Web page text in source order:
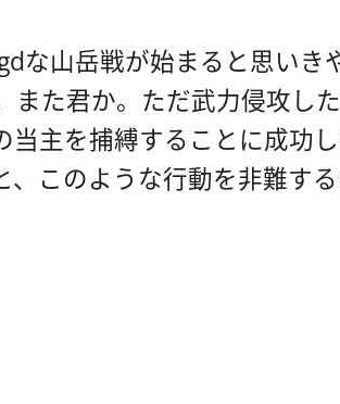
な山岳戦が始まると思いき
た君か。ただ武力侵攻し
主を捕縛することに成功
このような行動を非難す